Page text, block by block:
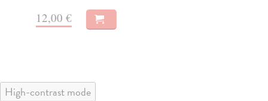
12,00 €
High-contrast mode